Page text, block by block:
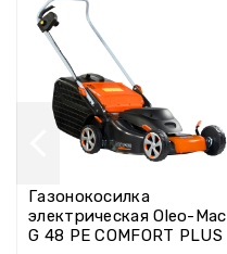
Газонокосилка
электрическая Oleo-Mac
G 48 PE COMFORT PLUS